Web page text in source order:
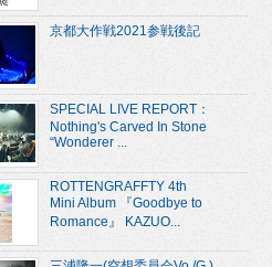
京都大作戦2021参戦後記
SPECIAL LIVE REPORT：
Nothing's Carved In Stone
“Wonderer ...
ROTTENGRAFFTY 4th
Mini Album 『Goodbye to
Romance』 KAZUO...